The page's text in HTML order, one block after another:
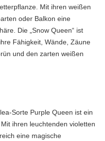
Mit ihren weißen
oder Balkon eine
Die „Snow Queen“ ist
Fähigkeit, Wände, Zäune
und den zarten weißen
Sorte Purple Queen ist ein
ihren leuchtenden violetten
eine magische